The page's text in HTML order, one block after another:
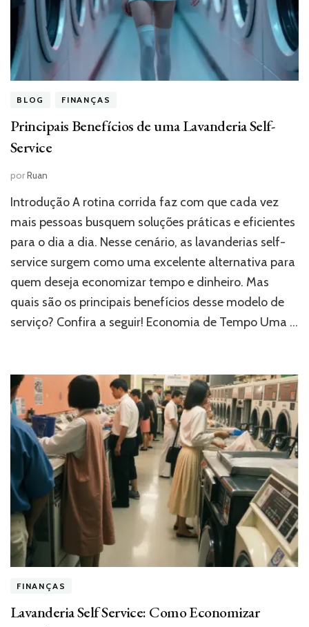
BLOG FINANÇAS
Principais Benefícios de uma Lavanderia Self-
Service
porRuan
Introdução A rotina corrida faz com que cada vez
mais pessoas busquem soluções práticas e eficientes
para o dia a dia. Nesse cenário, as lavanderias self-
service surgem como uma excelente alternativa para
quem deseja economizar tempo e dinheiro. Mas
quais são os principais benefícios desse modelo de
serviço? Confira a seguir! Economia de Tempo Uma …
FINANÇAS
Lavanderia Self Service: Como Economizar